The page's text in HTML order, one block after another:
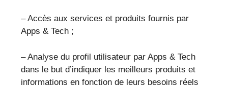
– Accès aux services et produits fournis par
Apps & Tech ;
– Analyse du profil utilisateur par Apps & Tech
dans le but d’indiquer les meilleurs produits et
informations en fonction de leurs besoins réels